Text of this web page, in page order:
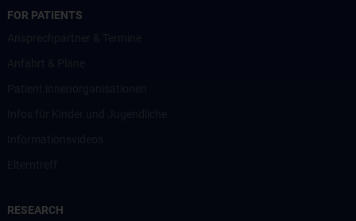
FOR PATIENTS
RESEARCH